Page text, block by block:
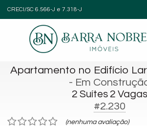
CRECI/SC 6.566-J e 7.318-J
Apartamento no Edifício
- Em
2 Suítes 2 Vagas
#2.230
(nenhuma avaliação)